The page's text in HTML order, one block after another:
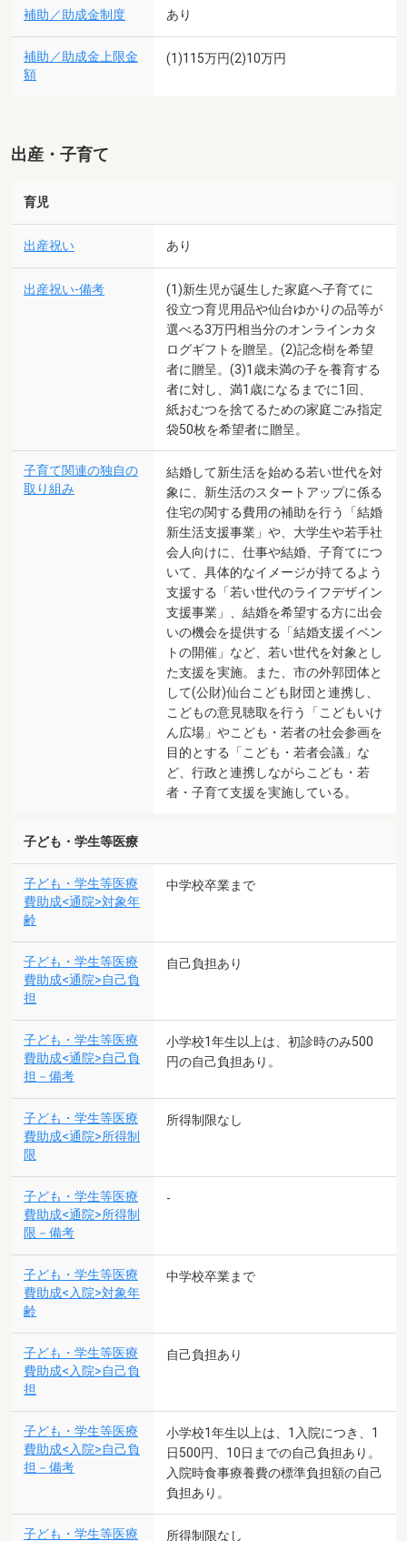
補助／助成金制度 あり
補助／助成金上限金
額
(1)115万円(2)10万円
出産・子育て
育児
出産祝い あり
出産祝い-備考
(1)新生児が誕生した家庭へ子育てに
役立つ育児用品や仙台ゆかりの品等が
選べる3万円相当分のオンラインカタ
ログギフトを贈呈。(2)記念樹を希望
者に贈呈。(3)1歳未満の子を養育する
者に対し、満1歳になるまでに1回、
紙おむつを捨てるための家庭ごみ指定
袋50枚を希望者に贈呈。
子育て関連の独自の
取り組み
結婚して新生活を始める若い世代を対
象に、新生活のスタートアップに係る
住宅の関する費用の補助を行う「結婚
新生活支援事業」や、大学生や若手社
会人向けに、仕事や結婚、子育てにつ
いて、具体的なイメージが持てるよう
支援する「若い世代のライフデザイン
支援事業」、結婚を希望する方に出会
いの機会を提供する「結婚支援イベン
トの開催」など、若い世代を対象とし
た支援を実施。また、市の外郭団体と
して(公財)仙台こども財団と連携し、
こどもの意見聴取を行う「こどもいけ
ん広場」やこども・若者の社会参画を
目的とする「こども・若者会議」な
ど、行政と連携しながらこども・若
者・子育て支援を実施している。
子ども・学生等医療
子ども・学生等医療
費助成<通院>対象年
齢
中学校卒業まで
子ども・学生等医療
費助成<通院>自己負
担
自己負担あり
子ども・学生等医療
費助成<通院>自己負
担－備考
小学校1年生以上は、初診時のみ500
円の自己負担あり。
子ども・学生等医療
費助成<通院>所得制
限
所得制限なし
子ども・学生等医療
費助成<通院>所得制
限－備考
-
子ども・学生等医療
費助成<入院>対象年
齢
中学校卒業まで
子ども・学生等医療
費助成<入院>自己負
担
自己負担あり
子ども・学生等医療
費助成<入院>自己負
担－備考
小学校1年生以上は、1入院につき、1
日500円、10日までの自己負担あり。
入院時食事療養費の標準負担額の自己
負担あり。
子ども・学生等医療
所得制限なし